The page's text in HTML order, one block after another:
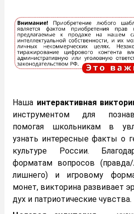
Наша интерактивная
инструментом для
помогая школьникам в
узнать интересные факты о
культуре России.
форматам вопросов
лишнего) и игровому
монет, викторина развивает
дух и патриотические чувства.